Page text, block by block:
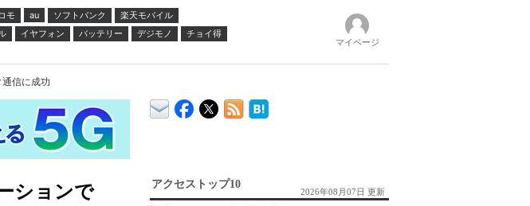
モ au ソフトバンク
楽天モバイル
イヤフォン バッテリー デジモノ
チョイ得
マイページ
通信に成功
ションで
アクセストップ10
2026年08月07日 更新